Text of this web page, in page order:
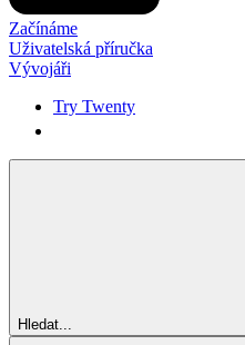
Začínáme
Uživatelská příručka
Vývojáři
Try Twenty
Hledat...